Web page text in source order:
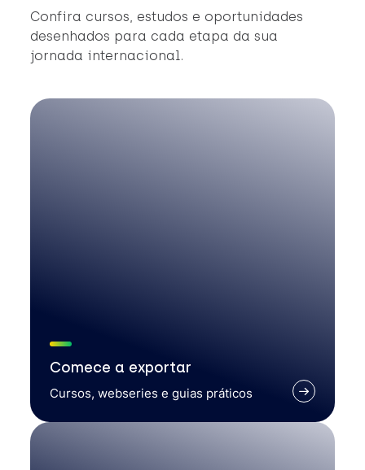
Confira cursos, estudos e oportunidades
desenhados para cada etapa da sua
jornada internacional.
Comece a exportar
Cursos, webseries e guias práticos